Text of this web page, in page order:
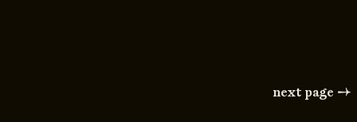
next page →